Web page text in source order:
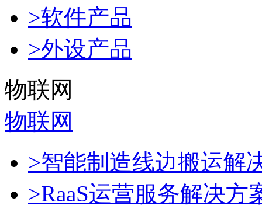
>软件产品
>外设产品
物联网
物联网
>智能制造线边搬运解
>RaaS运营服务解决方